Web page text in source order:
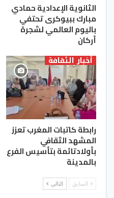
الثانوية الإعدادية حمادي
مبارك ببيوكرى تحتفي
باليوم العالمي لشجرة
أركان
أخبار الثقافة
رابطة كاتبات المغرب تعزز
المشهد الثقافي
بأولادتائمة بتأسيس الفرع
بالمدينة
السابق التالي